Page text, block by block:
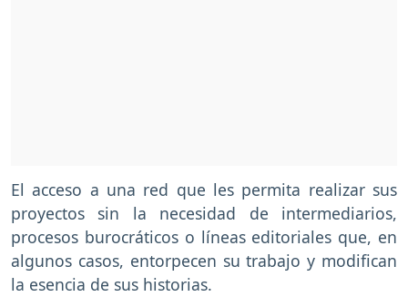
El acceso a una red que les permita realizar sus
proyectos sin la necesidad de intermediarios,
procesos burocráticos o líneas editoriales que, en
algunos casos, entorpecen su trabajo y modifican
la esencia de sus historias.